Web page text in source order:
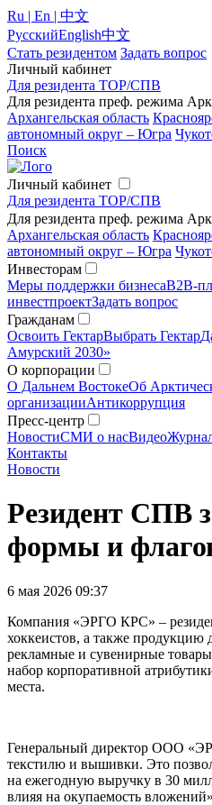
Ru | En | 中文
РусскийEnglish中文
Стать резидентом Задать вопрос
Личный кабинет
Для резидента ТОР/СПВ
Для резидента преф. режима
Архангельская область
автономный округ – Югра
Поиск
Личный кабинет
Для резидента ТОР/СПВ
Для резидента преф. режима
Архангельская область
автономный округ – Югра
Инвесторам
Меры поддержки бизнесаB2B-
инвестпроектЗадать вопрос
Гражданам
Освоить ГектарВыбрать Гектар
Амурский 2030»
О корпорации
О Дальнем ВостокеОб
организацииАнтикоррупция
Пресс-центр
НовостиСМИ о насВидео
Контакты
Новости
Резидент СПВ
формы и
6 мая 2026 09:37
Компания «ЭРГО КРС» –
хоккеистов, а также продукцию
рекламные и сувенирные
набор корпоративной
места.
Генеральный директор ООО
текстилю и вышивки. Это
на ежегодную выручку в 30
влияя на окупаемость